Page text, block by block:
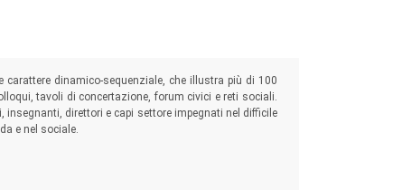
dinamico-sequenziale, che illustra più di 100
tavoli di concertazione, forum civici e reti sociali.
direttori e capi settore impegnati nel difficile
e nel sociale.